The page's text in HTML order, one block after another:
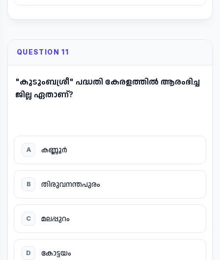
QUESTION 11
"കുടുംബശ്രീ" പദ്ധതി കേരളത്തിൽ ആരംഭിച്ച
ജില്ല ഏതാണ്?
A കണ്ണൂർ
B തിരുവനന്തപുരം
C മലപ്പുറം
D കോട്ടയം